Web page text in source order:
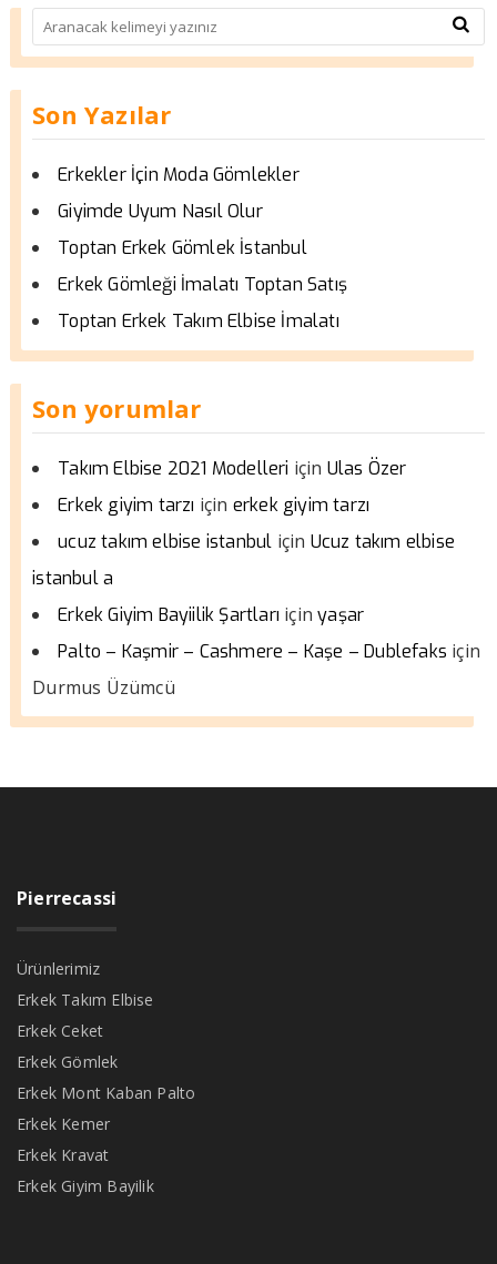
Son Yazılar
Erkekler İçin Moda Gömlekler
Giyimde Uyum Nasıl Olur
Toptan Erkek Gömlek İstanbul
Erkek Gömleği İmalatı Toptan Satış
Toptan Erkek Takım Elbise İmalatı
Son yorumlar
Takım Elbise 2021 Modelleri için Ulas Özer
Erkek giyim tarzı için erkek giyim tarzı
ucuz takım elbise istanbul için Ucuz takım elbise
istanbul a
Erkek Giyim Bayiilik Şartları içinyaşar
Palto – Kaşmir – Cashmere – Kaşe – Dublefaks için
Durmus Üzümcü
Pierrecassi
Ürünlerimiz
Erkek Takım Elbise
Erkek Ceket
Erkek Gömlek
Erkek Mont Kaban Palto
Erkek Kemer
Erkek Kravat
Erkek Giyim Bayilik